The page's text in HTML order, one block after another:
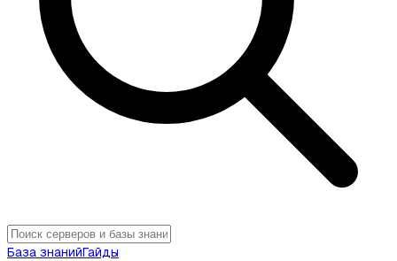
База знанийГайды